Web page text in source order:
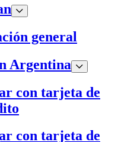
general
Argentina
con tarjeta de
con tarjeta de